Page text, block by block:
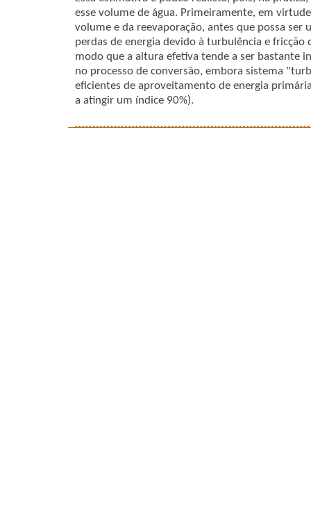
esse volume de água. Primeiramente, em
volume e da reevaporação, antes que possa ser
perdas de energia devido à turbulência e fricção
modo que a altura efetiva tende a ser bastante
no processo de conversão, embora sistema
eficientes de aproveitamento de energia
a atingir um índice 90%).